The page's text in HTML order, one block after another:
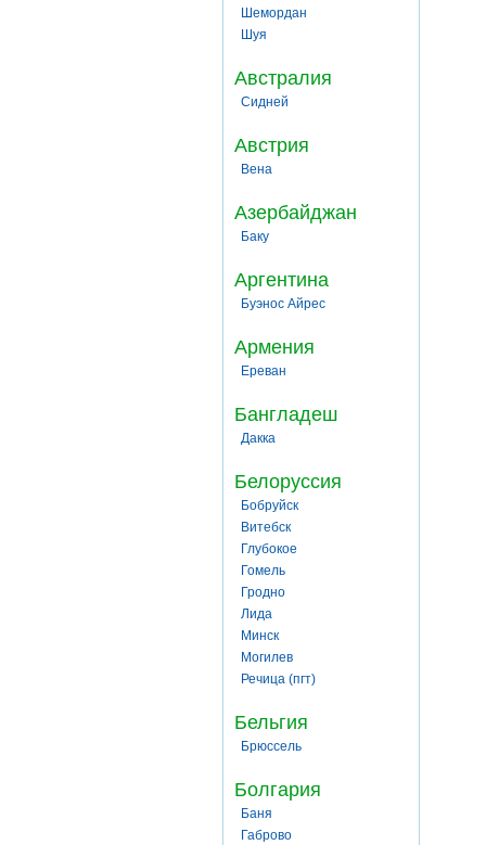
Шемордан
Шуя
Австралия
Сидней
Австрия
Вена
Азербайджан
Баку
Аргентина
Буэнос Айрес
Армения
Ереван
Бангладеш
Дакка
Белоруссия
Бобруйск
Витебск
Глубокое
Гомель
Гродно
Лида
Минск
Могилев
Речица (пгт)
Бельгия
Брюссель
Болгария
Баня
Габрово